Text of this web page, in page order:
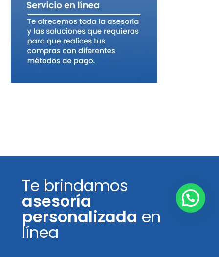
Te brindamos
asesoría
personalizada en
línea